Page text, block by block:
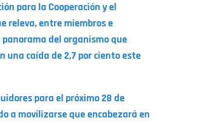
para la Cooperación y el
releva, entre miembros e
del organismo que
caída de 2,7 por ciento este
para el próximo 28 de
a movilizarse que encabezará en